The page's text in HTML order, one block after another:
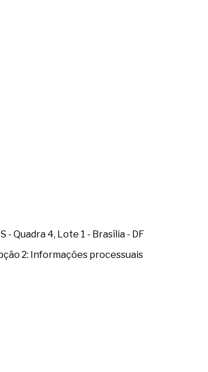
- Quadra 4, Lote 1 - Brasília - DF
2: Informações processuais